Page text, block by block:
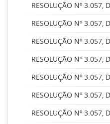
RESOLUÇÃO Nº 3.057,
RESOLUÇÃO Nº 3.057,
RESOLUÇÃO Nº 3.057,
RESOLUÇÃO Nº 3.057,
RESOLUÇÃO Nº 3.057,
RESOLUÇÃO Nº 3.057,
RESOLUÇÃO Nº 3.057,